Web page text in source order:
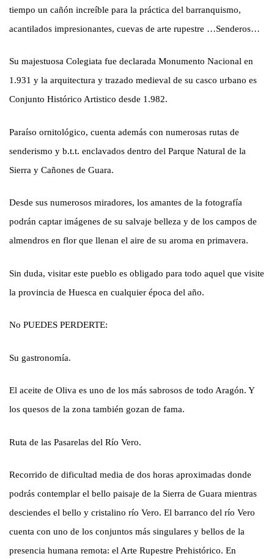
tiempo un cañón increíble para la práctica del barranquismo,
acantilados impresionantes, cuevas de arte rupestre …Senderos…
Su majestuosa Colegiata fue declarada Monumento Nacional en
1.931 y la arquitectura y trazado medieval de su casco urbano es
Conjunto Histórico Artistico desde 1.982.
Paraíso ornitológico, cuenta además con numerosas rutas de
senderismo y b.t.t. enclavados dentro del Parque Natural de la
Sierra y Cañones de Guara.
Desde sus numerosos miradores, los amantes de la fotografía
podrán captar imágenes de su salvaje belleza y de los campos de
almendros en flor que llenan el aire de su aroma en primavera.
Sin duda, visitar este pueblo es obligado para todo aquel que visite
la provincia de Huesca en cualquier época del año.
No PUEDES PERDERTE:
Su gastronomía.
El aceite de Oliva es uno de los más sabrosos de todo Aragón. Y
los quesos de la zona también gozan de fama.
Ruta de las Pasarelas del Río Vero.
Recorrido de dificultad media de dos horas aproximadas donde
podrás contemplar el bello paisaje de la Sierra de Guara mientras
desciendes el bello y cristalino río Vero. El barranco del río Vero
cuenta con uno de los conjuntos más singulares y bellos de la
presencia humana remota: el Arte Rupestre Prehistórico. En